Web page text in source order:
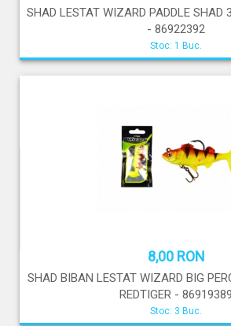
SHAD LESTAT WIZARD PADDLE SHAD
- 86922392
Stoc: 1 Buc.
8,00 RON
SHAD BIBAN LESTAT WIZARD BIG
REDTIGER - 86919389
Stoc: 3 Buc.